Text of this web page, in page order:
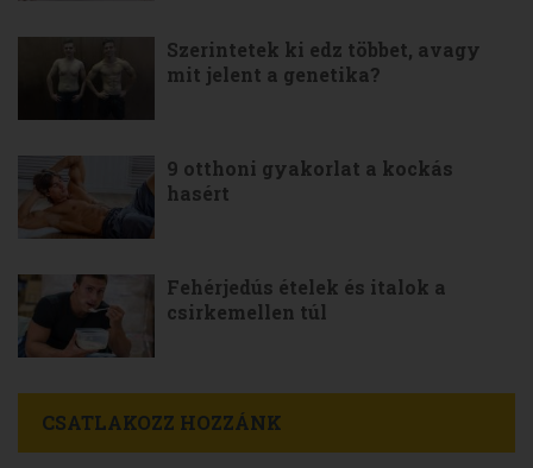
Szerintetek ki edz többet, avagy
mit jelent a genetika?
9 otthoni gyakorlat a kockás
hasért
Fehérjedús ételek és italok a
csirkemellen túl
CSATLAKOZZ HOZZÁNK